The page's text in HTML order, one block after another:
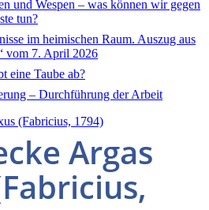
und Wespen – was können wir gegen
tun?
im heimischen Raum. Auszug aus
vom 7. April 2026
eine Taube ab?
– Durchführung der Arbeit
Argas